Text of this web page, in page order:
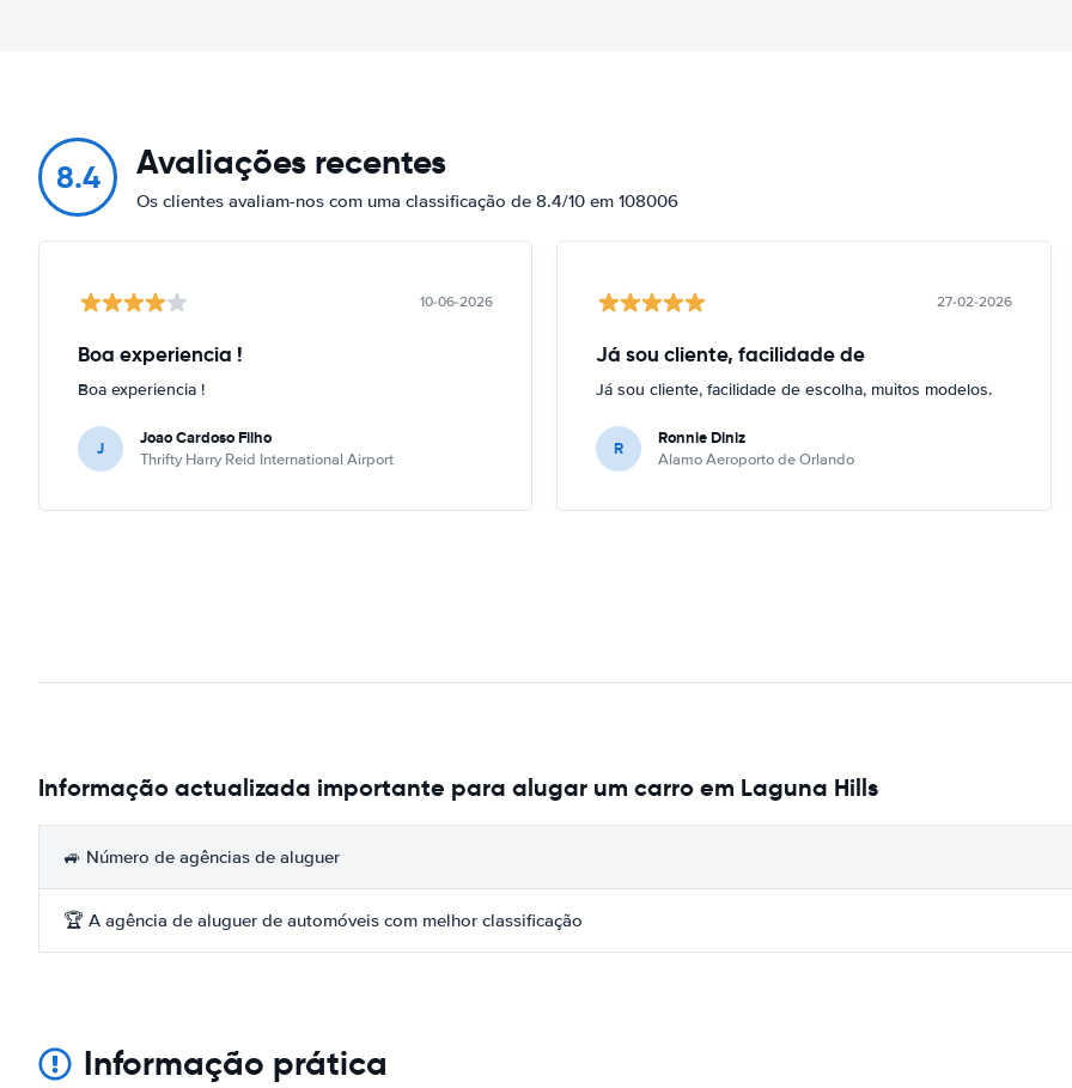
8.4 Avaliações recentes
Os clientes avaliam-nos com uma classificação de 8.4/10 em 108006
10-06-2026
Boa experiencia !
Boa experiencia !
J Joao Cardoso Filho
Thrifty Harry Reid International Airport
27-02-2026
Já sou cliente, facilidade de
Já sou cliente, facilidade de escolha, muitos modelos.
R Ronnie Diniz
Alamo Aeroporto de Orlando
Informação actualizada importante para alugar um carro em Laguna Hills
🚙 Número de agências de aluguer
🏆 A agência de aluguer de automóveis com melhor classificação
Informação prática